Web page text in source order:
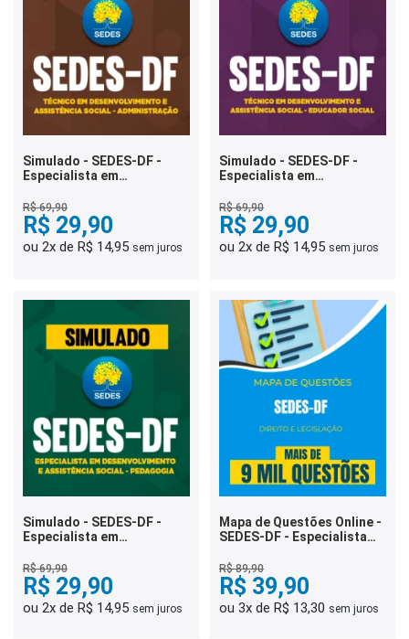
Simulado - SEDES-DF -
Especialista em
Assistência Social -
Administração
R$ 69,90
R$ 29,90
ou 2x de R$ 14,95 sem juros
Simulado - SEDES-DF -
Especialista em
Assistência Social -
Educador Social
R$ 69,90
R$ 29,90
ou 2x de R$ 14,95 sem juros
Simulado - SEDES-DF -
Especialista em
Assistência Social -
Pedagogia
R$ 69,90
R$ 29,90
ou 2x de R$ 14,95 sem juros
Mapa de Questões Online -
SEDES-DF - Especialista
Assistência Social - Direito
e Legislação - 9 Mil
Questões
R$ 89,90
R$ 39,90
ou 3x de R$ 13,30 sem juros